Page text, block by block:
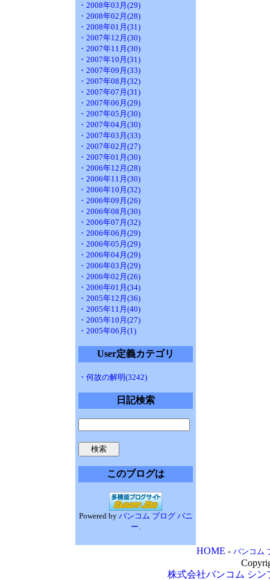
・2008年03月(29)
・2008年02月(28)
・2008年01月(31)
・2007年12月(30)
・2007年11月(30)
・2007年10月(31)
・2007年09月(33)
・2007年08月(32)
・2007年07月(31)
・2007年06月(29)
・2007年05月(30)
・2007年04月(30)
・2007年03月(33)
・2007年02月(27)
・2007年01月(30)
・2006年12月(28)
・2006年11月(30)
・2006年10月(32)
・2006年09月(26)
・2006年08月(30)
・2006年07月(32)
・2006年06月(29)
・2006年05月(29)
・2006年04月(29)
・2006年03月(29)
・2006年02月(26)
・2006年01月(34)
・2005年12月(36)
・2005年11月(40)
・2005年10月(27)
・2005年06月(1)
User定義カテゴリ
・何故の解明(3242)
日記検索
このブログは
Powered by バンコム ブログ バニ
ー.
HOME - バンコム
株式会社バンコム シン